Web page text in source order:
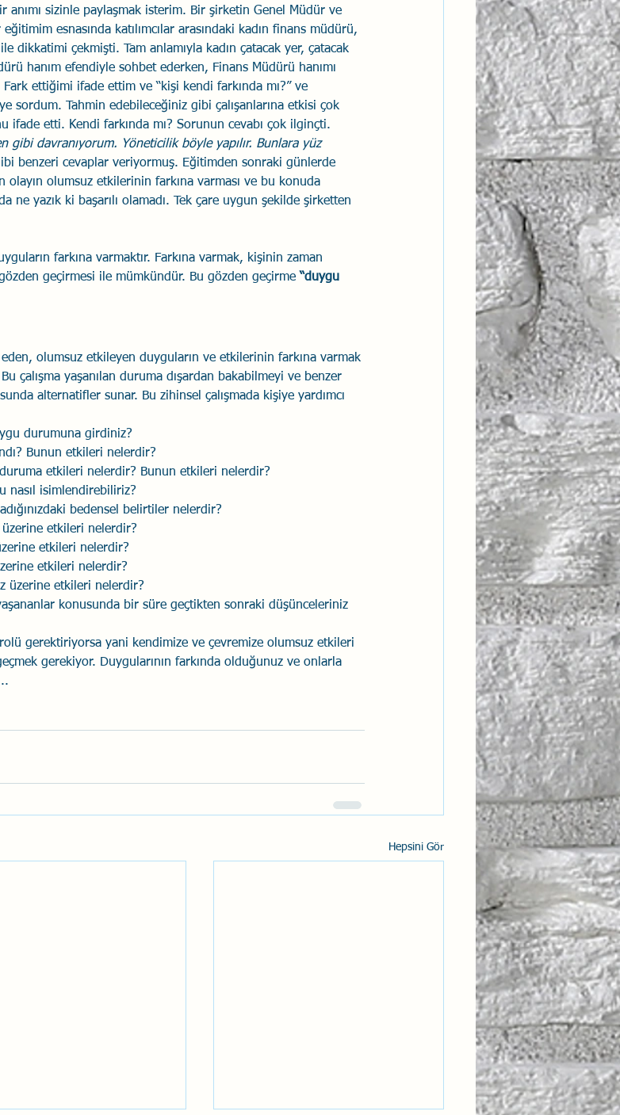
sizinle paylaşmak isterim. Bir şirketin Genel Müdür ve
eğitimim esnasında katılımcılar arasındaki kadın finans müdürü,
dikkatimi çekmişti. Tam anlamıyla kadın çatacak yer, çatacak
hanım efendiyle sohbet ederken, Finans Müdürü hanımı
ettiğimi ifade ettim ve “kişi kendi farkında mı?” ve
sordum. Tahmin edebileceğiniz gibi çalışanlarına etkisi çok
ifade etti. Kendi farkında mı? Sorunun cevabı çok ilginçti.
gibi davranıyorum. Yöneticilik böyle yapılır. Bunlara yüz
benzeri cevaplar veriyormuş. Eğitimden sonraki günlerde
olumsuz etkilerinin farkına varması ve bu konuda
ne yazık ki başarılı olamadı. Tek çare uygun şekilde şirketten
farkına varmaktır. Farkına varmak, kişinin zaman
geçirmesi ile mümkündür. Bu gözden geçirme “duygu
olumsuz etkileyen duyguların ve etkilerinin farkına varmak
çalışma yaşanılan duruma dışardan bakabilmeyi ve benzer
alternatifler sunar. Bu zihinsel çalışmada kişiye yardımcı
durumuna girdiniz?
Bunun etkileri nelerdir?
etkileri nelerdir? Bunun etkileri nelerdir?
nasıl isimlendirebiliriz?
bedensel belirtiler nelerdir?
etkileri nelerdir?
etkileri nelerdir?
etkileri nelerdir?
üzerine etkileri nelerdir?
konusunda bir süre geçtikten sonraki düşünceleriniz
gerektiriyorsa yani kendimize ve çevremize olumsuz etkileri
gerekiyor. Duygularının farkında olduğunuz ve onlarla
Hepsini Gör